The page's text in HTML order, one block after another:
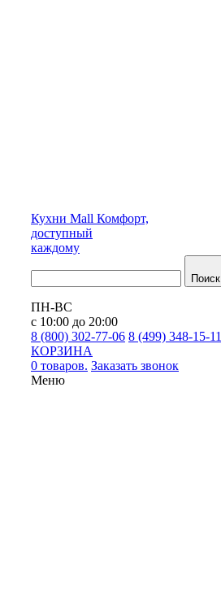
Кухни Mall Комфорт,
доступный
каждому
Поиск
ПН-ВС
с 10:00 до 20:00
8 (800) 302-77-06 8 (499) 348-15-11
КОРЗИНА
0 товаров. Заказать звонок
Меню